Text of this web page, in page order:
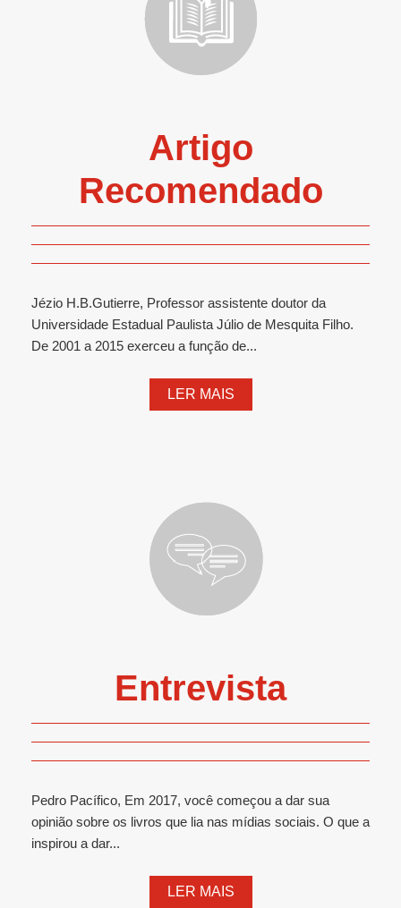
Artigo
Recomendado
Jézio H.B.Gutierre, Professor assistente doutor da
Universidade Estadual Paulista Júlio de Mesquita Filho.
De 2001 a 2015 exerceu a função de...
LER MAIS
Entrevista
Pedro Pacífico, Em 2017, você começou a dar sua
opinião sobre os livros que lia nas mídias sociais. O que a
inspirou a dar...
LER MAIS